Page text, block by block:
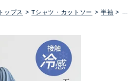
トップス Tシャツ・カットソー 半袖